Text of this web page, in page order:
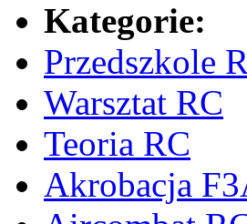
Kategorie:
Przedszkole
Warsztat RC
Teoria RC
Akrobacja